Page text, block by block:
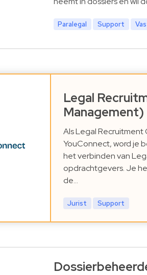
Paralegal Support
Legal
Management)
Als Legal
YouConnect, word je
het verbinden van
opdrachtgevers. Je
de…
Jurist Support